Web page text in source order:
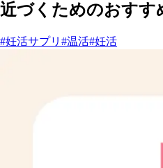
近づくためのおすす
#妊活サプリ #温活#妊活